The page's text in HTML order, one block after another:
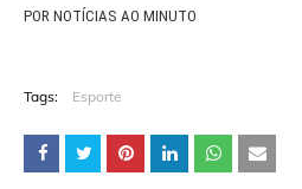
POR NOTÍCIAS AO MINUTO
Tags: Esporte